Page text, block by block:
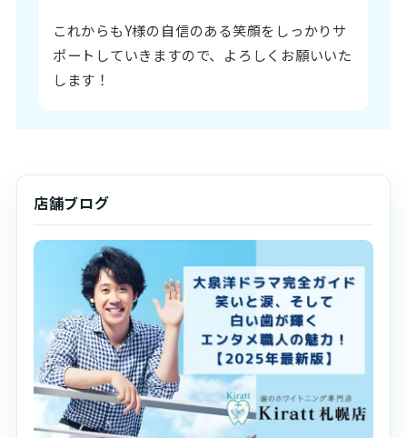
これからもY様の自信のある笑顔をしっかりサ
ポートしていきますので、よろしくお願いいた
します！
店舗ブログ